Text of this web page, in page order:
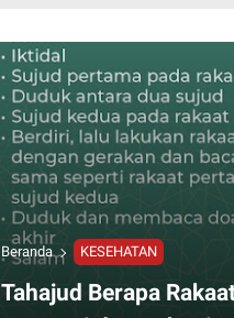
Beranda KESEHATAN
Tahajud Berapa